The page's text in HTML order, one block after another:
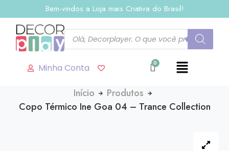
Bem-vindos a Loja mais Criativa do Brasil!
Minha Conta
Início
Produtos
Copo Térmico Ine Goa 04 – Trance Collection